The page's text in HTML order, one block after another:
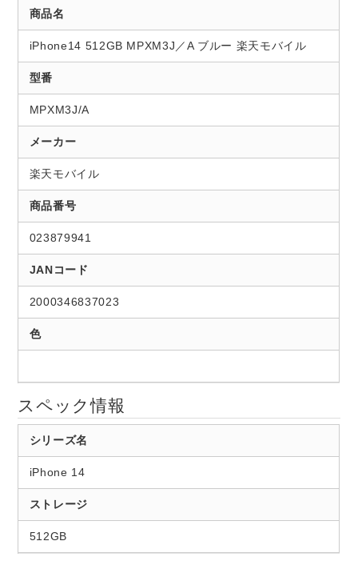
商品名
iPhone14 512GB MPXM3J／A ブルー 楽天モバイル
型番
MPXM3J/A
メーカー
楽天モバイル
商品番号
023879941
JANコード
2000346837023
色
スペック情報
シリーズ名
iPhone 14
ストレージ
512GB